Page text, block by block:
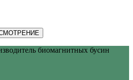
биомагнитных бусин